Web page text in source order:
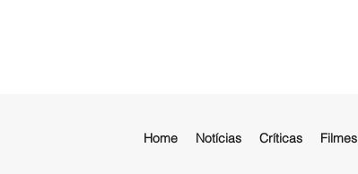
Home Notícias Críticas Filmes